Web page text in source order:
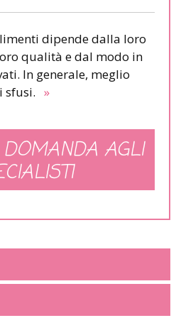
dipende dalla loro
qualità e dal modo in
In generale, meglio
sfusi. »
AGLI